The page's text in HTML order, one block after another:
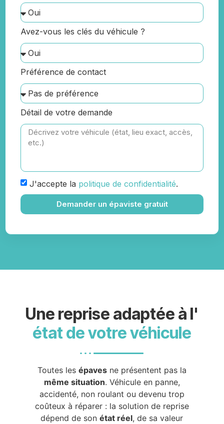
Avez-vous les clés du véhicule ?
Préférence de contact
Détail de votre demande
J'accepte la politique de confidentialité.
Demander un épaviste gratuit
Une reprise adaptée à l'
état de votre véhicule
Toutes les épavesne présentent pas la
même situation. Véhicule en panne,
accidenté, non roulant ou devenu trop
coûteux à réparer : la solution de reprise
dépend de sonétat réel, de sa valeur